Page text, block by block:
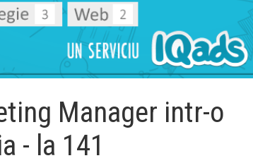
Manager intr-o
- la 141